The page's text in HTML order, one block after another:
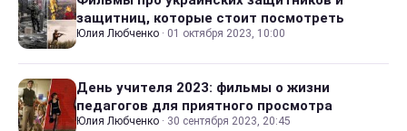
защитниц, которые стоит посмотреть
Юлия Любченко · 01 октября 2023, 10:00
День учителя 2023: фильмы о жизни
педагогов для приятного просмотра
Юлия Любченко · 30 сентября 2023, 20:45